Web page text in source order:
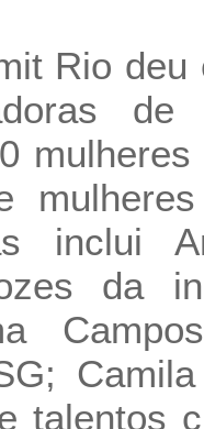
Rio
inclui
da
talentos